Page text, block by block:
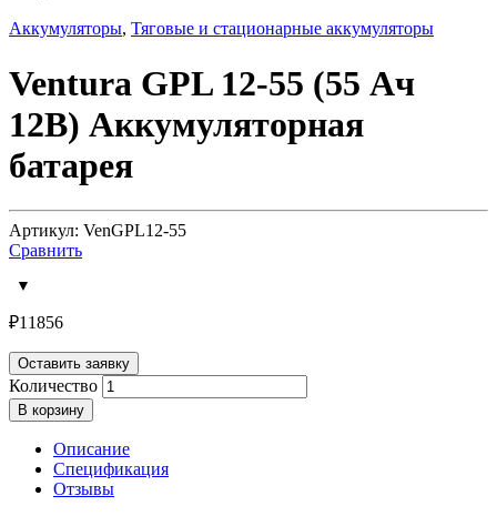
Аккумуляторы, Тяговые и стационарные аккумуляторы
Ventura GPL 12-55 (55 Ач
12В) Аккумуляторная
батарея
Артикул: VenGPL12-55
Сравнить
₽11856
Оставить заявку
Количество
В корзину
Описание
Спецификация
Отзывы